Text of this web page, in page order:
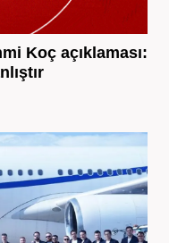
Koç açıklaması: